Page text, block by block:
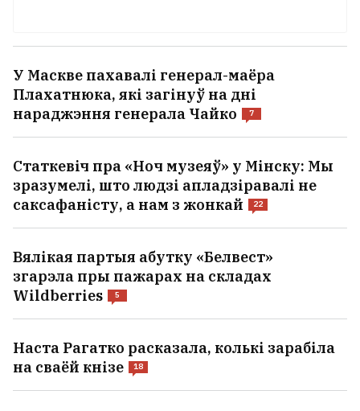
У Маскве пахавалі генерал-маёра
Плахатнюка, які загінуў на дні
нараджэння генерала Чайко
7
Статкевіч пра «Ноч музеяў» у Мінску: Мы
зразумелі, што людзі апладзіравалі не
саксафаністу, а нам з жонкай
22
Вялікая партыя абутку «Белвест»
згарэла пры пажарах на складах
Wildberries
5
Наста Рагатко расказала, колькі зарабіла
на сваёй кнізе
18